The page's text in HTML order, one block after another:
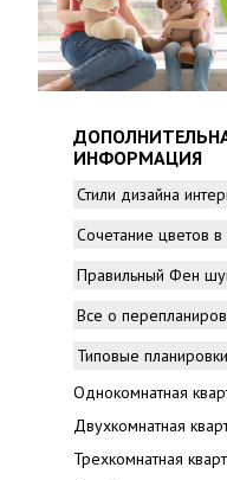
ИНФОРМАЦИЯ
Стили дизайна
Сочетание цветов в
Правильный Фен
Все о
Типовые
Однокомнатная
Двухкомнатная
Трехкомнатная